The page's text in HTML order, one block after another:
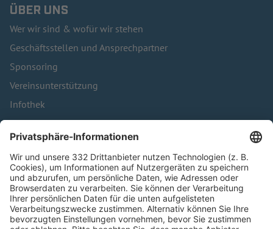
ÜBER UNS
Wer wir sind & wofür wir stehen
Geschäftsstellen und Ansprechpartner
Sponsoring
Vereinsunterstützung
Infothek
Kontakt
HÄUFIG BESUCHTE SEITEN
Pässe und Vereinswechsel
Trainerausbildung
Schulungsangebot Vereinsmitarbeiter